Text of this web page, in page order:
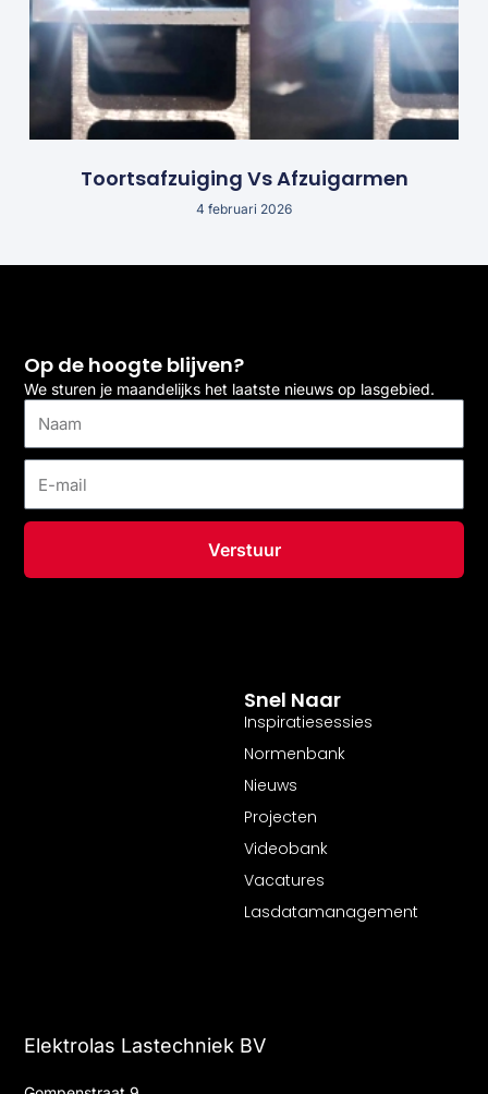
Toortsafzuiging Vs Afzuigarmen
4 februari 2026
Elektrolas Lastechniek BV
Snel Naar
Inspiratiesessies
Normenbank
Nieuws
Projecten
Videobank
Vacatures
Lasdatamanagement
Op de hoogte blijven?
We sturen je maandelijks het laatste nieuws op lasgebied.
mail
Verstuur